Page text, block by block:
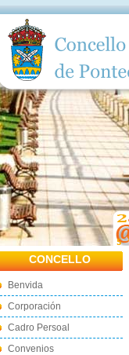
CONCELLO
Benvida
Corporación
Cadro Persoal
Convenios